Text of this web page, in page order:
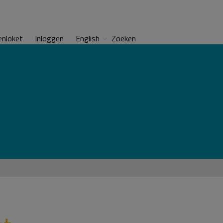
Inloggen English Zoeken